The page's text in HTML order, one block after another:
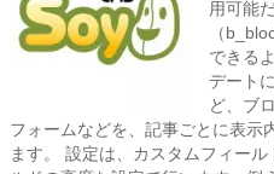
用可能
（
できる
デート
ど、ブ
フォームなどを、記事ごとに表示
ます。 設定は、カスタムフィー